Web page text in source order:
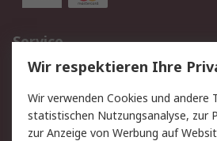
Service
Value Added Services
Rücksendungen
Hilfe
Wir respektieren Ihre
Wir verwenden Cookies und andere
statistischen Nutzungsanalyse, zur
zur Anzeige von Werbung auf